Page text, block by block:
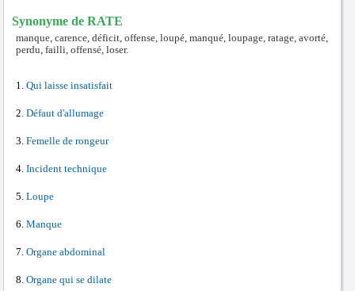
Synonyme de RATE
manque, carence, déficit, offense, loupé, manqué, loupage, ratage, avorté,
perdu, failli, offensé, loser.
Qui laisse insatisfait
Défaut d'allumage
Femelle de rongeur
Incident technique
Loupe
Manque
Organe abdominal
Organe qui se dilate